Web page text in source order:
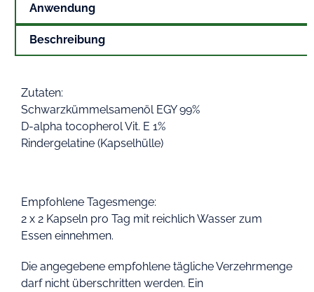
Anwendung
Beschreibung
Zutaten:
Schwarzkümmelsamenöl EGY 99%
D-alpha tocopherol Vit. E 1%
Rindergelatine (Kapselhülle)
Empfohlene Tagesmenge:
2 x 2 Kapseln pro Tag mit reichlich Wasser zum
Essen einnehmen.
Die angegebene empfohlene tägliche Verzehrmenge
darf nicht überschritten werden. Ein